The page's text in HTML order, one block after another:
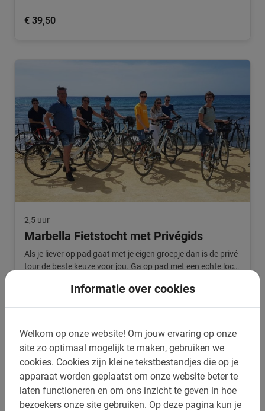
Informatie over cookies
Welkom op onze website! Om jouw ervaring op onze
site zo optimaal mogelijk te maken, gebruiken we
cookies. Cookies zijn kleine tekstbestandjes die op je
apparaat worden geplaatst om onze website beter te
laten functioneren en om ons inzicht te geven in hoe
bezoekers onze site gebruiken. Op deze pagina kun je
€ 39,50
2,5 uur
Marbella Fietstocht met Privégids
Als je liever op pad gaat met je eigen groepje dan is de privé
tour de beste keuze voor jou. Ga op pad met een echte local
5.0 (2)